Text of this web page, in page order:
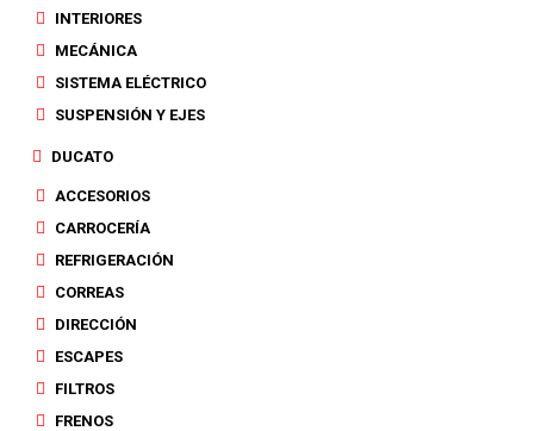
INTERIORES
MECÁNICA
SISTEMA ELÉCTRICO
SUSPENSIÓN Y EJES
DUCATO
ACCESORIOS
CARROCERÍA
REFRIGERACIÓN
CORREAS
DIRECCIÓN
ESCAPES
FILTROS
FRENOS